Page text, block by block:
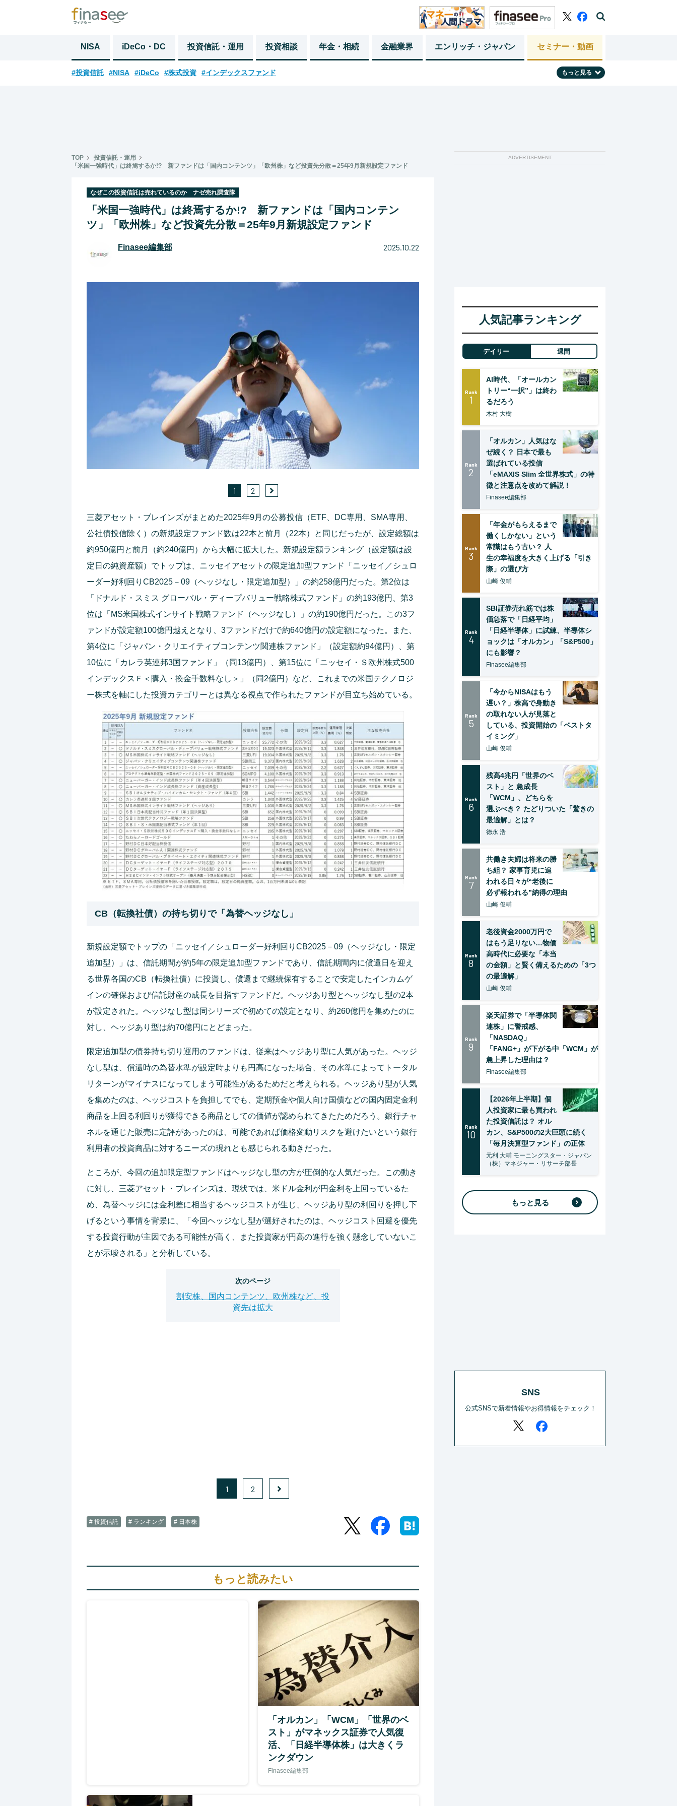
NISA iDeCo・DC 投資信託・運用 投資相談 年金・相続 金融業界 エンリッチ・ジャパン セミナー・動画
#投資信託 #NISA #iDeCo #株式投資 #インデックスファンド もっと見る
TOP
投資信託・運用
「米国一強時代」は終焉するか!? 新ファンドは「国内コンテンツ」「欧州株」など投資先分散＝25年9月新規設定ファンド
なぜこの投資信託は売れているのか ナゼ売れ調査隊
「米国一強時代」は終焉するか!? 新ファンドは「国内コンテン
ツ」「欧州株」など投資先分散＝25年9月新規設定ファンド
Finasee編集部 2025.10.22
1 2
三菱アセット・ブレインズがまとめた2025年9月の公募投信（ETF、DC専用、SMA専用、
公社債投信除く）の新規設定ファンド数は22本と前月（22本）と同じだったが、設定総額は
約950億円と前月（約240億円）から大幅に拡大した。新規設定額ランキング（設定額は設
定日の純資産額）でトップは、ニッセイアセットの限定追加型ファンド「ニッセイ／シュロ
ーダー好利回りCB2025－09（ヘッジなし・限定追加型）」の約258億円だった。第2位は
「ドナルド・スミス グローバル・ディープバリュー戦略株式ファンド」の約193億円、第3
位は「MS米国株式インサイト戦略ファンド（ヘッジなし）」の約190億円だった。この3フ
ァンドが設定額100億円越えとなり、3ファンドだけで約640億円の設定額になった。また、
第4位に「ジャパン・クリエイティブコンテンツ関連株ファンド」（設定額約94億円）、第
10位に「カレラ英連邦3国ファンド」（同13億円）、第15位に「ニッセイ・Ｓ欧州株式500
インデックスＦ＜購入・換金手数料なし＞」（同2億円）など、これまでの米国テクノロジ
ー株式を軸にした投資カテゴリーとは異なる視点で作られたファンドが目立ち始めている。
CB（転換社債）の持ち切りで「為替ヘッジなし」
新規設定額でトップの「ニッセイ／シュローダー好利回りCB2025－09（ヘッジなし・限定
追加型）」は、信託期間が約5年の限定追加型ファンドであり、信託期間内に償還日を迎え
る世界各国のCB（転換社債）に投資し、償還まで継続保有することで安定したインカムゲ
インの確保および信託財産の成長を目指すファンドだ。ヘッジあり型とヘッジなし型の2本
が設定された。ヘッジなし型は同シリーズで初めての設定となり、約260億円を集めたのに
対し、ヘッジあり型は約70億円にとどまった。
限定追加型の債券持ち切り運用のファンドは、従来はヘッジあり型に人気があった。ヘッジ
なし型は、償還時の為替水準が設定時よりも円高になった場合、その水準によってトータル
リターンがマイナスになってしまう可能性があるためだと考えられる。ヘッジあり型が人気
を集めたのは、ヘッジコストを負担してでも、定期預金や個人向け国債などの国内固定金利
商品を上回る利回りが獲得できる商品としての価値が認められてきたためだろう。銀行チャ
ネルを通じた販売に定評があったのは、可能であれば価格変動リスクを避けたいという銀行
利用者の投資商品に対するニーズの現れとも感じられる動きだった。
ところが、今回の追加限定型ファンドはヘッジなし型の方が圧倒的な人気だった。この動き
に対し、三菱アセット・ブレインズは、現状では、米ドル金利が円金利を上回っているた
め、為替ヘッジには金利差に相当するヘッジコストが生じ、ヘッジあり型の利回りを押し下
げるという事情を背景に、「今回ヘッジなし型が選好されたのは、ヘッジコスト回避を優先
する投資行動が主因である可能性が高く、また投資家が円高の進行を強く懸念していないこ
とが示唆される」と分析している。
次のページ
割安株、国内コンテンツ、欧州株など、投
資先は拡大
1 2
# 投資信託 # ランキング # 日本株
もっと読みたい
「オルカン」「WCM」「世界のベ
スト」がマネックス証券で人気復
活、「日経半導体株」は大きくラ
ンクダウン
Finasee編集部
ADVERTISEMENT
人気記事ランキング
デイリー 週間
Rank
1
AI時代、「オールカン
トリー“一択”」は終わ
るだろう
木村 大樹
Rank
2
「オルカン」人気はな
ぜ続く？ 日本で最も
選ばれている投信
「eMAXIS Slim 全世界株式」の特
徴と注意点を改めて解説！
Finasee編集部
Rank
3
「年金がもらえるまで
働くしかない」という
常識はもう古い？ 人
生の幸福度を大きく上げる「引き
際」の選び方
山崎 俊輔
Rank
4
SBI証券売れ筋では株
価急落で「日経平均」
「日経半導体」に試練、半導体シ
ョックは「オルカン」「S&P500」
にも影響？
Finasee編集部
Rank
5
「今からNISAはもう
遅い？」株高で身動き
の取れない人が見落と
している、投資開始の「ベストタ
イミング」
山崎 俊輔
Rank
6
残高4兆円「世界のベ
スト」と 急成長
「WCM」、どちらを
選ぶべき？ たどりついた「驚きの
最適解」とは？
徳永 浩
Rank
7
共働き夫婦は将来の勝
ち組？ 家事育児に追
われる日々が“老後に
必ず報われる”納得の理由
山崎 俊輔
Rank
8
老後資金2000万円で
はもう足りない…物価
高時代に必要な「本当
の金額」と賢く備えるための「3つ
の最適解」
山崎 俊輔
Rank
9
楽天証券で「半導体関
連株」に警戒感、
「NASDAQ」
「FANG+」が下がる中「WCM」が
急上昇した理由は？
Finasee編集部
Rank
10
【2026年上半期】個
人投資家に最も買われ
た投資信託は？ オル
カン、S&P500の2大巨頭に続く
「毎月決算型ファンド」の正体
元利 大輔 モーニングスター・ジャパン
（株）マネジャー・リサーチ部長
もっと見る
SNS
公式SNSで新着情報やお得情報をチェック！